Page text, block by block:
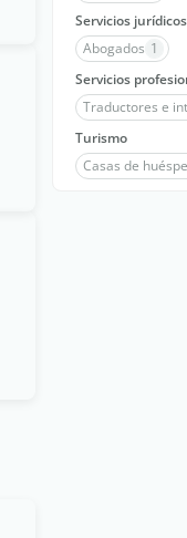
Servicios jurídicos
Abogados 1
Servicios
Traductores e
Turismo
Casas de